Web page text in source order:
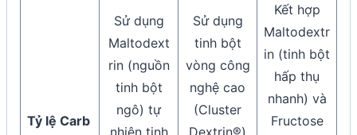
Tỷ lệ Carb
Sử dụng
Maltodext
rin (nguồn
tinh bột
ngô) tự
nhiên tinh
Sử dụng
tinh bột
vòng công
nghệ cao
(Cluster
Dextrin®)
Kết hợp
Maltodextr
in (tinh bột
hấp thụ
nhanh) và
Fructose